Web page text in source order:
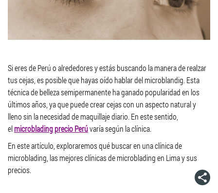
Si eres de Perú o alrededores y estás buscando la manera de realzar
tus cejas, es posible que hayas oído hablar del microblandig. Esta
técnica de belleza semipermanente ha ganado popularidad en los
últimos años, ya que puede crear cejas con un aspecto natural y
lleno sin la necesidad de maquillaje diario. En este sentido,
elmicroblading precio Perúvaría según la clínica.
En este artículo, exploraremos qué buscar en una clínica de
microblading, las mejores clínicas de microblading en Lima y sus
precios.